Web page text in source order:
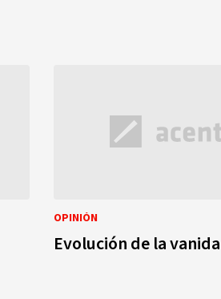
OPINIÓN
Evolución de la